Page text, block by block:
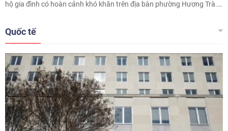
hộ gia đình có hoàn cảnh khó khăn trên địa bàn phường Hương Trà.
thương” trong năm 2026.
Quốc tế